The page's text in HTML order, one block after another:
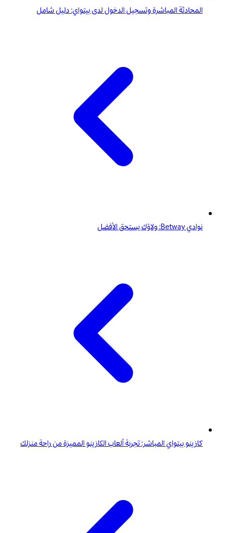
المحادثة المباشرة وتسجيل الدخول لدى بيتواي: دليل شامل
نوادي Betway: ولاؤك يستحق الأفضل
كازينو بيتواي المباشر: تجربة ألعاب الكازينو المميزة من راحة منزلك